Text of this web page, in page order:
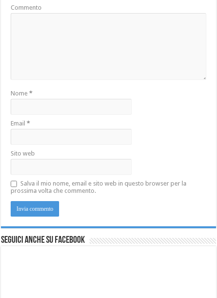
Commento
Nome*
Email*
Sito web
Salva il mio nome, email e sito web in questo browser per la
prossima volta che commento.
Seguici anche su Facebook